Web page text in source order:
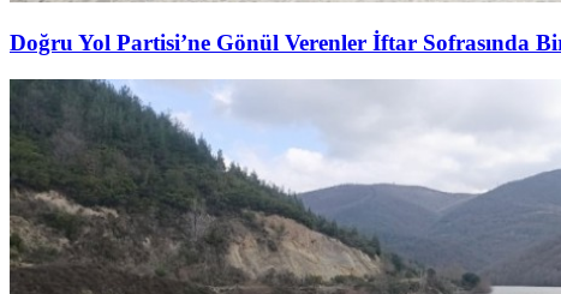
Doğru Yol Partisi’ne Gönül Verenler İftar Sofrasında